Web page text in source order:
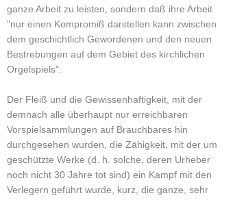
ganze Arbeit zu leisten, sondern daß ihre Arbeit
"nur einen Kompromiß darstellen kann zwischen
dem geschichtlich Gewordenen und den neuen
Bestrebungen auf dem Gebiet des kirchlichen
Orgelspiels".
Der Fleiß und die Gewissenhaftigkeit, mit der
demnach alle überhaupt nur erreichbaren
Vorspielsammlungen auf Brauchbares hin
durchgesehen wurden, die Zähigkeit, mit der um
geschützte Werke (d. h. solche, deren Urheber
noch nicht 30 Jahre tot sind) ein Kampf mit den
Verlegern geführt wurde, kurz, die ganze, sehr